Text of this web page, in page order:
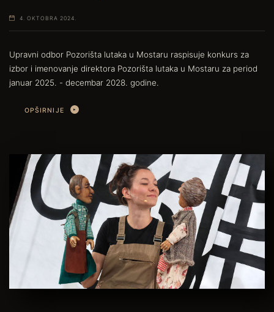
4. OKTOBRA 2024.
Upravni odbor Pozorišta lutaka u Mostaru raspisuje konkurs za
izbor i imenovanje direktora Pozorišta lutaka u Mostaru za period
januar 2025. - decembar 2028. godine.
OPŠIRNIJE